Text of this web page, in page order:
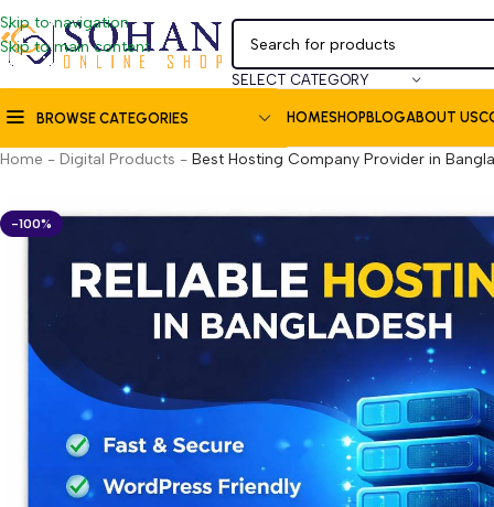
Skip to navigation
Skip to main content
SELECT CATEGORY
BROWSE CATEGORIES HOMESHOP BLOGABOUT US
Home - Digital Products - Best Hosting Company Provider in
-100%